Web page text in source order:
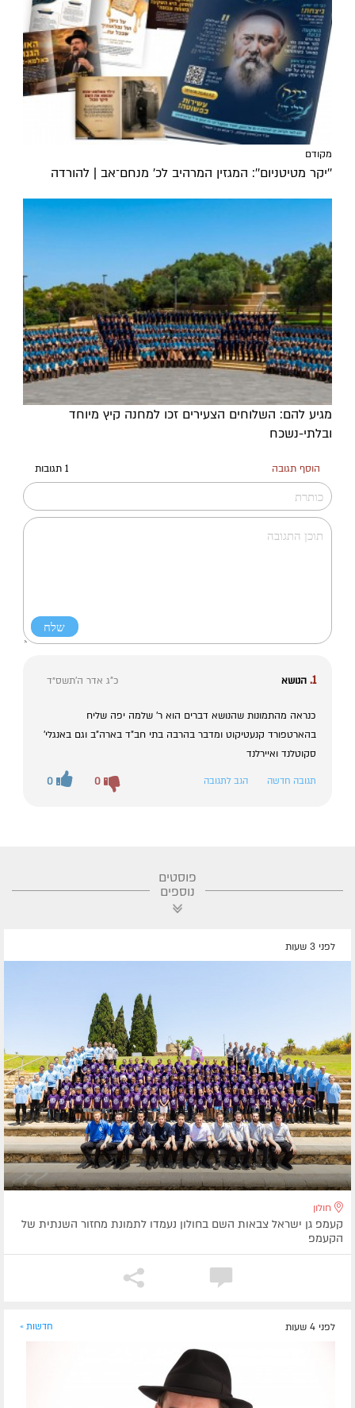
מקודם
''יקר מטיטניום'': המגזין המרהיב לכ’ מנחם־אב | להורדה
מגיע להם: השלוחים הצעירים זכו למחנה קיץ מיוחד
ובלתי-נשכח
הוסף תגובה 1 תגובות
1. הנושא כ"ג אדר ה׳תשס״ד
כנראה מהתמונות שהנושא דברים הוא ר' שלמה יפה שליח
בהארטפורד קנעטיקוט ומדבר בהרבה בתי חב"ד בארה"ב וגם באנגלי'
סקוטלנד ואיירלנד
תגובה חדשה הגב לתגובה 0 0
פוסטים
נוספים
לפני 3 שעות
חולון
קעמפ גן ישראל צבאות השם בחולון נעמדו לתמונת מחזור השנתית של
הקעמפ
לפני 4 שעות חדשות »